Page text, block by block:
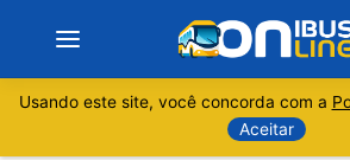
Usando este site, você concorda com a
Aceitar